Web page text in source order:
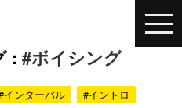
: #ボイシング
インターバル
#イントロ